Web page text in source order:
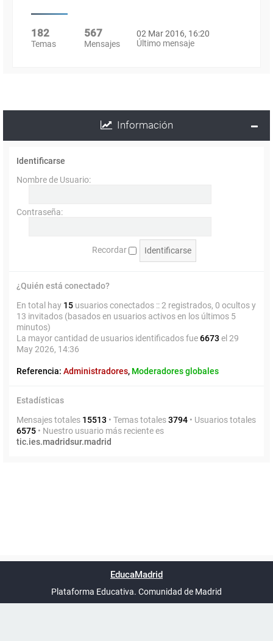
182
Temas
567
Mensajes
02 Mar 2016, 16:20
Último mensaje
Información
Identificarse
Nombre de Usuario:
Contraseña:
Recordar
¿Quién está conectado?
En total hay 15 usuarios conectados :: 2 registrados, 0 ocultos y
13 invitados (basados en usuarios activos en los últimos 5
minutos)
La mayor cantidad de usuarios identificados fue6673 el 29
May 2026, 14:36
Referencia: Administradores, Moderadores globales
Estadísticas
Mensajes totales 15513 • Temas totales3794 • Usuarios totales
6575 • Nuestro usuario más reciente es
tic.ies.madridsur.madrid
UTC+02:00
phpBB España
EducaMadrid
Plataforma Educativa. Comunidad de Madrid